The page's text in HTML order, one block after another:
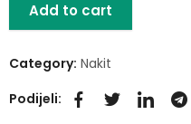
Add to cart
Category: Nakit
Podijeli: